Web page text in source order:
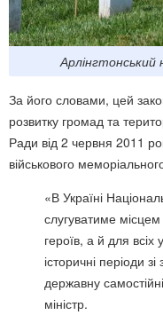
За його словами, цей
розвитку громад та
Ради від 2 червня 2011
військового
«В Україні
слугуватиме
героїв, а й для всіх
історичні періоди
державну
міністр.